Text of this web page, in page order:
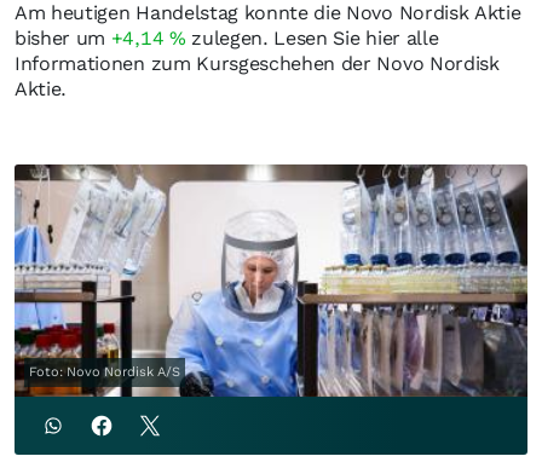
Am heutigen Handelstag konnte die Novo Nordisk Aktie
bisher um +4,14 % zulegen. Lesen Sie hier alle
Informationen zum Kursgeschehen der Novo Nordisk
Aktie.
Foto: Novo Nordisk A/S